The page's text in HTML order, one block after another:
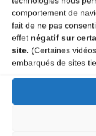
comportement de
fait de ne pas
effet négatif sur
site. (Certaines
embarqués de sites